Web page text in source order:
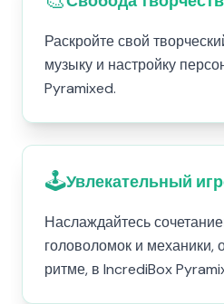
Раскройте свой
музыку и настройку
Pyramixed.
🕹️Увлекательный
Наслаждайтесь
головоломок и механики,
ритме, в IncrediBox